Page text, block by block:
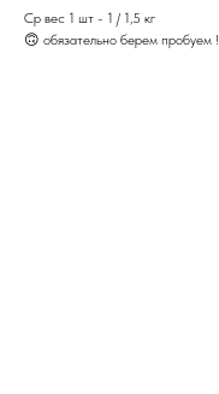
Ср вес 1 шт - 1 / 1,5 кг
🙃 обязательно берем пробуем !